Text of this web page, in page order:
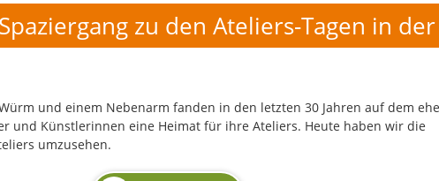
Spaziergang zu den Ateliers-Tagen in
und einem Nebenarm fanden in den letzten 30 Jahren auf dem
und Künstlerinnen eine Heimat für ihre Ateliers. Heute haben wir die
umzusehen.